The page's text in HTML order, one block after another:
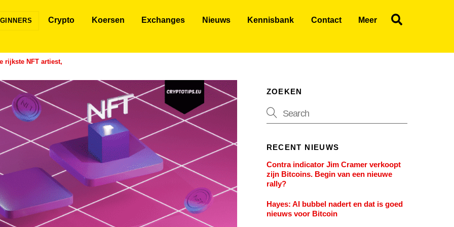
Crypto Koersen Exchanges Nieuws Kennisbank Contact Meer
rijkste NFT artiest,
ZOEKEN
RECENT NIEUWS
Contra indicator Jim Cramer verkoopt
zijn Bitcoins. Begin van een nieuwe
rally?
Hayes: AI bubbel nadert en dat is goed
nieuws voor Bitcoin